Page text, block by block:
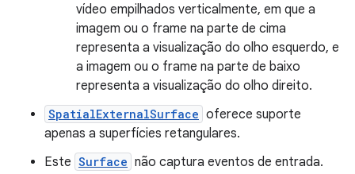
vídeo empilhados verticalmente, em que a
imagem ou o frame na parte de cima
representa a visualização do olho esquerdo, e
a imagem ou o frame na parte de baixo
representa a visualização do olho direito.
SpatialExternalSurface oferece suporte
apenas a superfícies retangulares.
Este Surface não captura eventos de entrada.